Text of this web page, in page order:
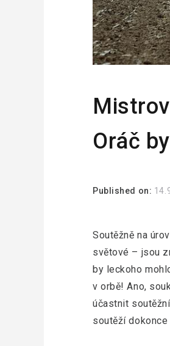
Oráč
Published on:
Soutěžně na
světové – jsou
by leckoho
v orbě! Ano,
účastnit
soutěží